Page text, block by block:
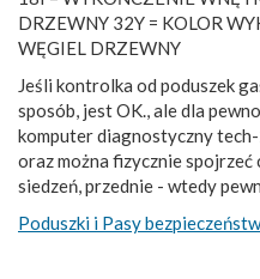
DRZEWNY 32Y = KOLOR
WĘGIEL DRZEWNY
Jeśli kontrolka od poduszek
sposób, jest OK., ale dla
komputer diagnostyczny
oraz można fizycznie spojrzeć
siedzeń, przednie - wtedy
Poduszki i Pasy